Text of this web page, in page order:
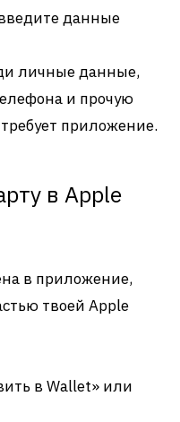
данные
личные данные,
и прочую
приложение.
в Apple
в приложение,
твоей Apple
в Wallet» или